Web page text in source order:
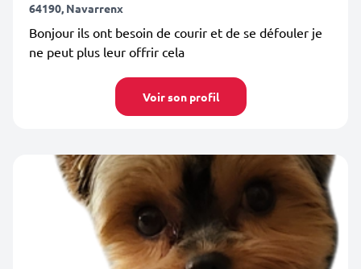
64190, Navarrenx
Bonjour ils ont besoin de courir et de se défouler je
ne peut plus leur offrir cela
Voir son profil